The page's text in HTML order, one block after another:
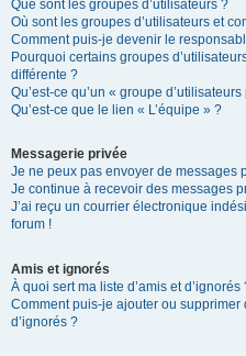
Que sont les groupes d’utilisateurs ?
Où sont les groupes d’utilisateurs et
Comment puis-je devenir le
Pourquoi certains groupes
différente ?
Qu’est-ce qu’un « groupe
Qu’est-ce que le lien « L’équipe » ?
Messagerie privée
Je ne peux pas envoyer de messages
Je continue à recevoir des messages
J’ai reçu un courrier électronique
forum !
Amis et ignorés
À quoi sert ma liste d’amis et d’ignorés
Comment puis-je ajouter ou supprimer
d’ignorés ?